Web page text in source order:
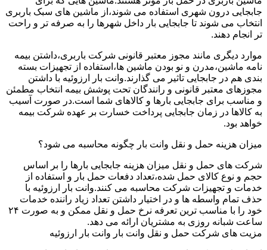
جابجایی درون شهری استفاده می شوند،از ماشین های سبک باربری
انتخاب می شوند تا جابجایی بار داخل شهرها را به صرفه تر و راحت
تر انجام دهند.
موارد دیگری مانند مجوز معتبر قانونی شرکت باربری،داشتن بیمه
نامه ماشین،مدرن و نو بودن ماشین ها،استفاده از تجهیزات بسته
بندی هم در جابجایی تاثیر می گذارند.وانت بار ارزوئیه با داشتن
مجوزهای معتبر قانونی و رانندگان تحت پوشش بیمه انتخاب مطمئن
و مناسب برای جابجایی بارها و کالاهای شما است.در صورت آسیب
به کالاها در زمان جابجایی پرداخت خسارت بر عهده شرکت بیمه
خواهد بود.
میزان هزینه حمل و نقل وانت بار چگونه محاسبه می شود؟
شرکت های حمل و نقل میزان هزینه جابجایی بارها را بر اساس
حجم و نوع کالای حمل شده،تعداد دفعات حمل بار و استفاده از
خدمات و تجهیزات شرکت محاسبه می کنند.وانت بار ارزوئیه با
حذف تمام واسطه ها و در اختیار داشتن تعداد زیاد راننده خدمات
خود را با مناسب ترین تعرفه نرخ حمل و نقل ممکن و به صورت ۲۴
ساعت شبانه روزی به مشتریان ارائه می دهد.
مزیت های شرکت حمل و نقل وانت بار وانت بار ارزوئیه